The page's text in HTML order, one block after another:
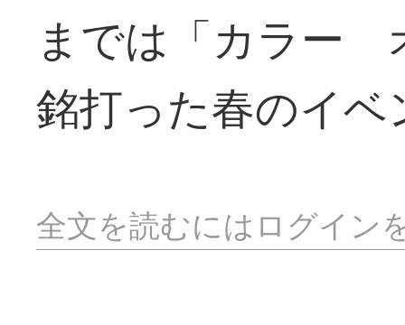
までは「カラー
銘打った春のイ
全文を読むにはログイン